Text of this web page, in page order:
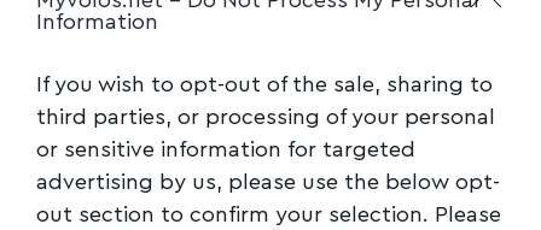
Information
If you wish to opt-out of the sale, sharing to
third parties, or processing of your personal
or sensitive information for targeted
advertising by us, please use the below opt-
out section to confirm your selection. Please